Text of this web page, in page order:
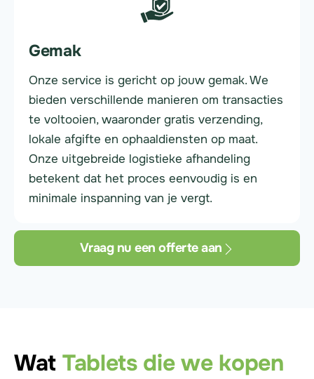
Gemak
Onze service is gericht op jouw gemak. We
bieden verschillende manieren om transacties
te voltooien, waaronder gratis verzending,
lokale afgifte en ophaaldiensten op maat.
Onze uitgebreide logistieke afhandeling
betekent dat het proces eenvoudig is en
minimale inspanning van je vergt.
Vraag nu een offerte aan
Wat Tablets die we kopen